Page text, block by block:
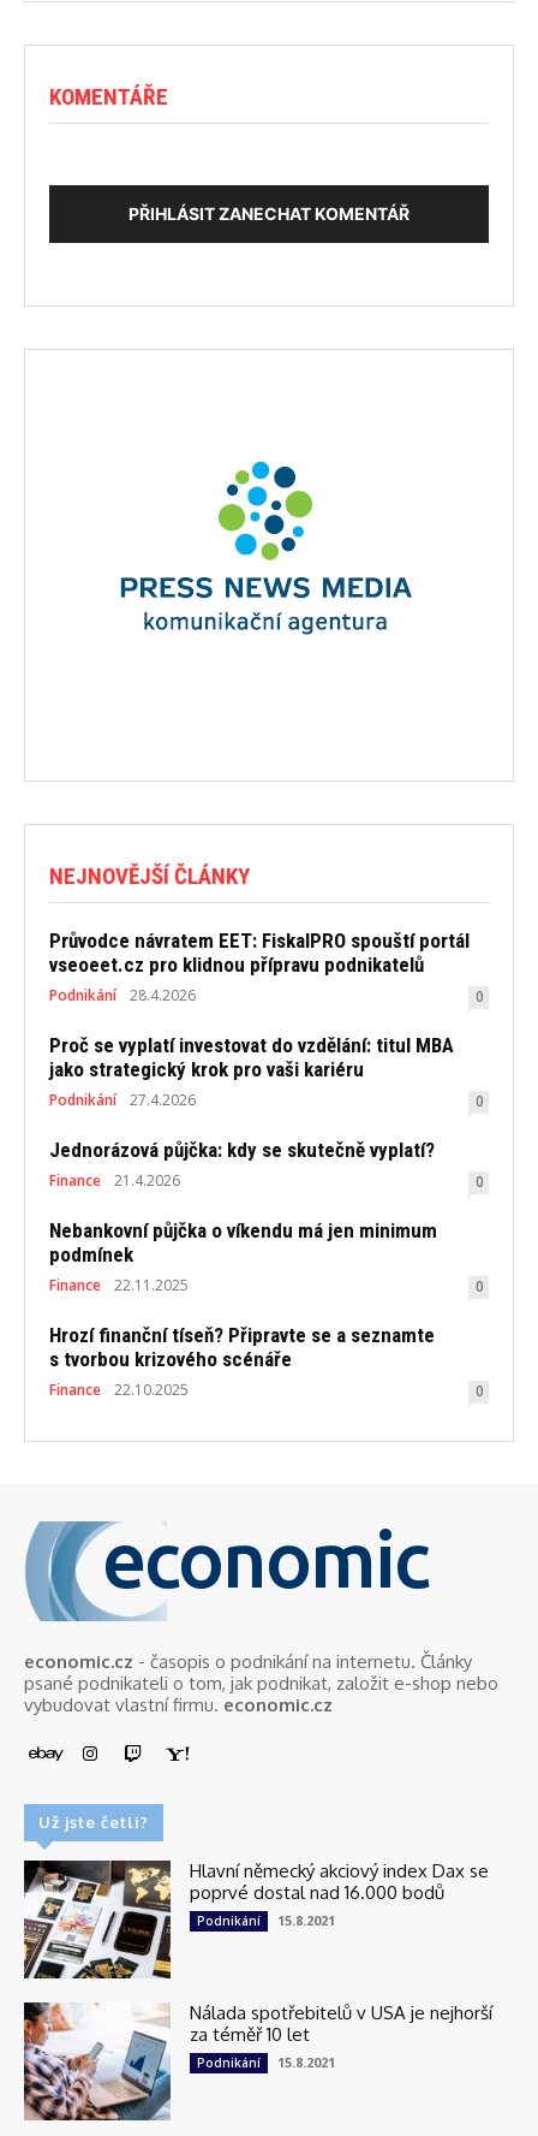
KOMENTÁŘE
PŘIHLÁSIT ZANECHAT KOMENTÁŘ
NEJNOVĚJŠÍ ČLÁNKY
Průvodce návratem EET: FiskalPRO spouští portál
vseoeet.cz pro klidnou přípravu podnikatelů
Podnikání 28.4.2026 0
Proč se vyplatí investovat do vzdělání: titul MBA
jako strategický krok pro vaši kariéru
Podnikání 27.4.2026 0
Jednorázová půjčka: kdy se skutečně vyplatí?
Finance 21.4.2026 0
Nebankovní půjčka o víkendu má jen minimum
podmínek
Finance 22.11.2025 0
Hrozí finanční tíseň? Připravte se a seznamte
s tvorbou krizového scénáře
Finance 22.10.2025 0
economic
economic.cz - časopis o podnikání na internetu. Články
psané podnikateli o tom, jak podnikat, založit e-shop nebo
vybudovat vlastní firmu. economic.cz
Už jste četli?
Hlavní německý akciový index Dax se
poprvé dostal nad 16.000 bodů
Podnikání 15.8.2021
Nálada spotřebitelů v USA je nejhorší
za téměř 10 let
Podnikání 15.8.2021